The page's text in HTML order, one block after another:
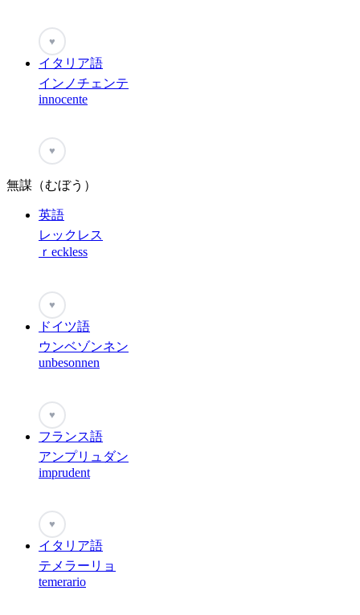
♥
イタリア語
インノチェンテ
innocente
♥
無謀（むぼう）
英語
レックレス
ｒeckless
♥
ドイツ語
ウンベゾンネン
unbesonnen
♥
フランス語
アンプリュダン
imprudent
♥
イタリア語
テメラーリョ
temerario